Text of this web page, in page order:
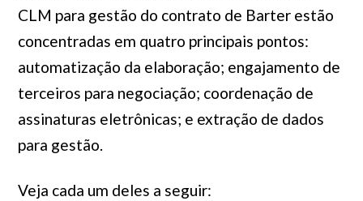
CLM para gestão do contrato de Barter estão
concentradas em quatro principais pontos:
automatização da elaboração; engajamento de
terceiros para negociação; coordenação de
assinaturas eletrônicas; e extração de dados
para gestão.
Veja cada um deles a seguir: